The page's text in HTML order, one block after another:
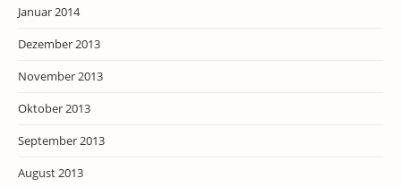
Januar 2014
Dezember 2013
November 2013
Oktober 2013
September 2013
August 2013